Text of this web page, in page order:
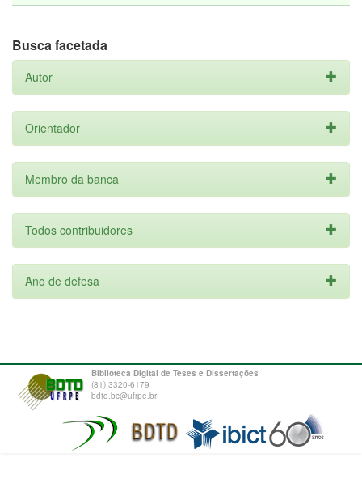
Busca facetada
Autor
Orientador
Membro da banca
Todos contribuidores
Ano de defesa
Biblioteca Digital de Teses e Dissertações
(81) 3320-6179
bdtd.bc@ufrpe.br